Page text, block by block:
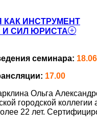
ИНСТРУМЕНТ
И СИЛ ЮРИСТА
семинара:
17.00
Ольга
городской
22 лет.